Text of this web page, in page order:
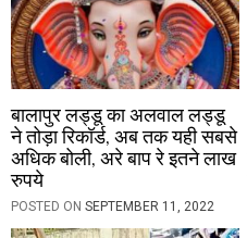
बालापुर लड्डू का अलवाल लड्डू
ने तोड़ा रिकॉर्ड, अब तक यही सबसे
अधिक बोली, अरे बाप रे इतने लाख
रुपये
POSTED ON SEPTEMBER 11, 2022